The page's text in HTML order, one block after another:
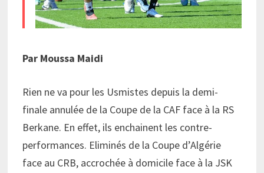
Par Moussa Maidi
Rien ne va pour les Usmistes depuis la demi-
finale annulée de la Coupe de la CAF face à la RS
Berkane. En effet, ils enchainent les contre-
performances. Eliminés de la Coupe d’Algérie
face au CRB, accrochée à domicile face à la JSK